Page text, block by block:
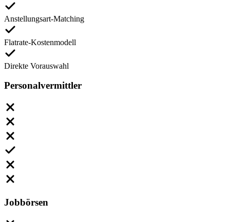
Anstellungsart-Matching
Flatrate-Kostenmodell
Direkte Vorauswahl
Personalvermittler
Jobbörsen